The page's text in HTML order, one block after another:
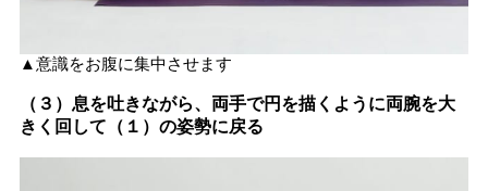
▲意識をお腹に集中させます
（３） 息を吐きながら、両手で円を描くように両腕を大
きく回して（１）の姿勢に戻る